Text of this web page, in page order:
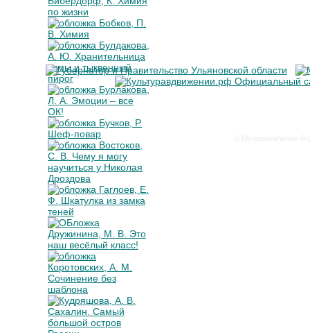
© Муниципальное